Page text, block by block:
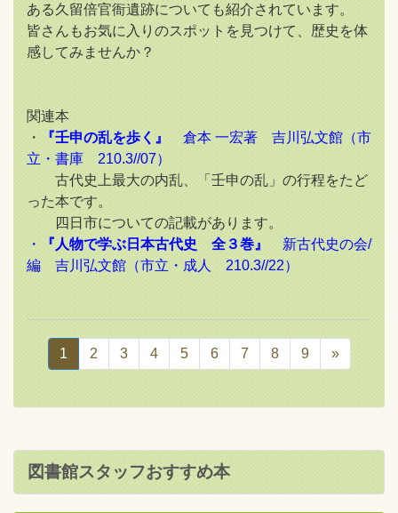
ある久留倍官衙遺跡についても紹介されています。
皆さんもお気に入りのスポットを見つけて、歴史を体
感してみませんか？
関連本
・
『壬申の乱を歩く』 倉本 一宏著 吉川弘文館（市
立・書庫 210.3//07）
古代史上最大の内乱、「壬申の乱」の行程をたど
った本です。
四日市についての記載があります。
・
『人物で学ぶ日本古代史 全３巻』
新古代史の会/
編 吉川弘文館（市立・成人 210.3//22）
1 2 3 4 5 6 7 8 9 »
図書館スタッフおすすめ本